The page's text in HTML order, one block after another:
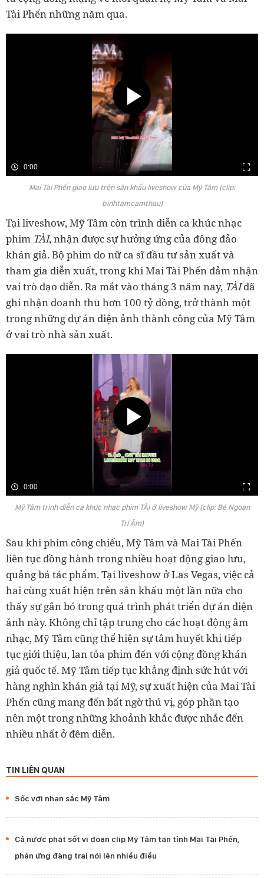
Tài Phến những năm qua.
0:00
Mai Tài Phến giao lưu trên sân khấu liveshow của Mỹ Tâm (clip:
binhtamcamthau)
Tại liveshow, Mỹ Tâm còn trình diễn ca khúc nhạc
phim TÀI, nhận được sự hưởng ứng của đông đảo
khán giả. Bộ phim do nữ ca sĩ đầu tư sản xuất và
tham gia diễn xuất, trong khi Mai Tài Phến đảm nhận
vai trò đạo diễn. Ra mắt vào tháng 3 năm nay, TÀIđã
ghi nhận doanh thu hơn 100 tỷ đồng, trở thành một
trong những dự án điện ảnh thành công của Mỹ Tâm
ở vai trò nhà sản xuất.
0:00
Mỹ Tâm trình diễn ca khúc nhạc phim TÀI ở liveshow Mỹ (clip: Bé Ngoan
Tri Âm)
Sau khi phim công chiếu, Mỹ Tâm và Mai Tài Phến
liên tục đồng hành trong nhiều hoạt động giao lưu,
quảng bá tác phẩm. Tại liveshow ở Las Vegas, việc cả
hai cùng xuất hiện trên sân khấu một lần nữa cho
thấy sự gắn bó trong quá trình phát triển dự án điện
ảnh này. Không chỉ tập trung cho các hoạt động âm
nhạc, Mỹ Tâm cũng thể hiện sự tâm huyết khi tiếp
tục giới thiệu, lan tỏa phim đến với cộng đồng khán
giả quốc tế. Mỹ Tâm tiếp tục khẳng định sức hút với
hàng nghìn khán giả tại Mỹ, sự xuất hiện của Mai Tài
Phến cũng mang đến bất ngờ thú vị, góp phần tạo
nên một trong những khoảnh khắc được nhắc đến
nhiều nhất ở đêm diễn.
TIN LIÊN QUAN
Sốc với nhan sắc Mỹ Tâm
Cả nước phát sốt vì đoạn clip Mỹ Tâm tán tỉnh Mai Tài Phến,
phản ứng đàng trai nói lên nhiều điều